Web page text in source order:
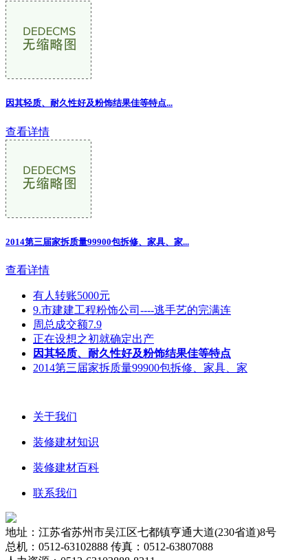
因其轻质、耐久性好及粉饰结果佳等特点...
查看详情
2014第三届家拆质量99900包拆修、家具、家...
查看详情
有人转账5000元
9.市建建工程粉饰公司----逃手艺的完满连
周总成交额7.9
正在设想之初就确定出产
因其轻质、耐久性好及粉饰结果佳等特点
2014第三届家拆质量99900包拆修、家具、家
关于我们
装修建材知识
装修建材百科
联系我们
地址：江苏省苏州市吴江区七都镇亨通大道(230省道)8号
总机：0512-63102888 传真：0512-63807088